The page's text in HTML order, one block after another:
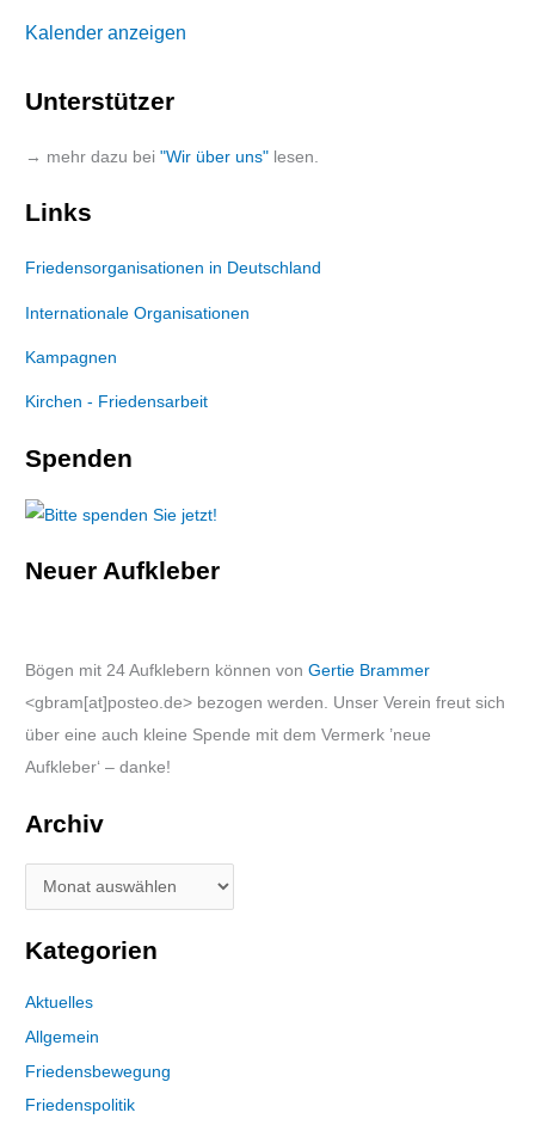
Kalender anzeigen
Unterstützer
→ mehr dazu bei"Wir über uns" lesen.
Links
Friedensorganisationen in Deutschland
Internationale Organisationen
Kampagnen
Kirchen - Friedensarbeit
Spenden
Neuer Aufkleber
Bögen mit 24 Aufklebern können vonGertie Brammer
<gbram[at]posteo.de> bezogen werden. Unser Verein freut sich
über eine auch kleine Spende mit dem Vermerk ’neue
Aufkleber‘ – danke!
Archiv
Kategorien
Aktuelles
Allgemein
Friedensbewegung
Friedenspolitik